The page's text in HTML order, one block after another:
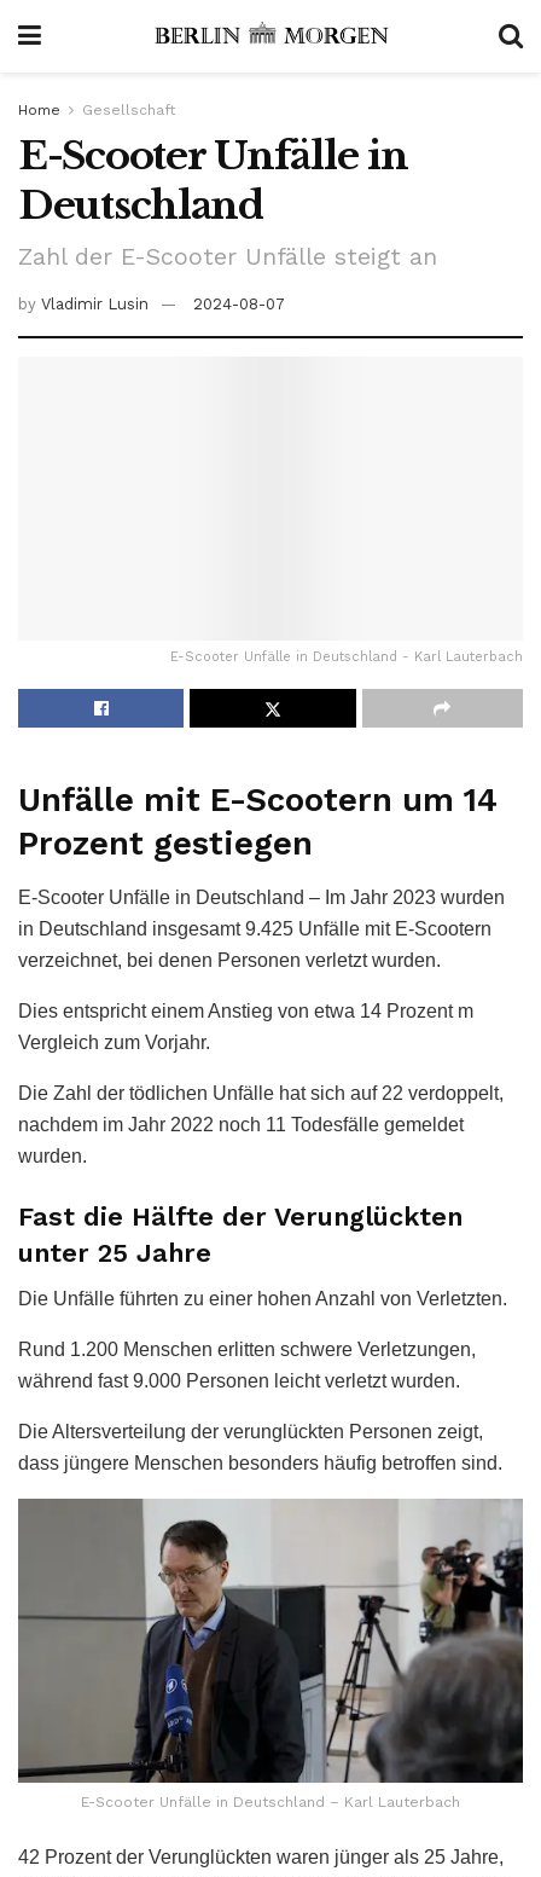
Home Gesellschaft
E-Scooter Unfälle in
Deutschland
Zahl der E-Scooter Unfälle steigt an
by Vladimir Lusin 2024-08-07
E-Scooter Unfälle in Deutschland - Karl Lauterbach
Unfälle mit E-Scootern um 14
Prozent gestiegen
E-Scooter Unfälle in Deutschland – Im Jahr 2023 wurden
in Deutschland insgesamt 9.425 Unfälle mit E-Scootern
verzeichnet, bei denen Personen verletzt wurden.
Dies entspricht einem Anstieg von etwa 14 Prozent m
Vergleich zum Vorjahr.
Die Zahl der tödlichen Unfälle hat sich auf 22 verdoppelt,
nachdem im Jahr 2022 noch 11 Todesfälle gemeldet
wurden.
Fast die Hälfte der Verunglückten
unter 25 Jahre
Die Unfälle führten zu einer hohen Anzahl von Verletzten.
Rund 1.200 Menschen erlitten schwere Verletzungen,
während fast 9.000 Personen leicht verletzt wurden.
Die Altersverteilung der verunglückten Personen zeigt,
dass jüngere Menschen besonders häufig betroffen sind.
E-Scooter Unfälle in Deutschland – Karl Lauterbach
42 Prozent der Verunglückten waren jünger als 25 Jahre,